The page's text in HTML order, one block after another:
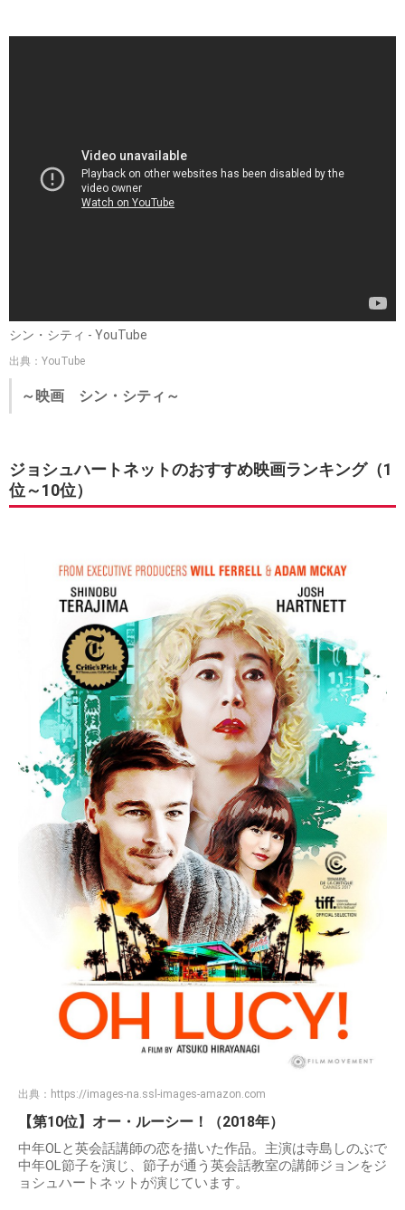
シン・シティ - YouTube
出典：YouTube
～映画 シン・シティ～
ジョシュハートネットのおすすめ映画ランキング（1
位～10位）
出典： https://images-na.ssl-images-amazon.com
【第10位】オー・ルーシー！（2018年）
中年OLと英会話講師の恋を描いた作品。主演は寺島しのぶで
中年OL節子を演じ、節子が通う英会話教室の講師ジョンをジ
ョシュハートネットが演じています。